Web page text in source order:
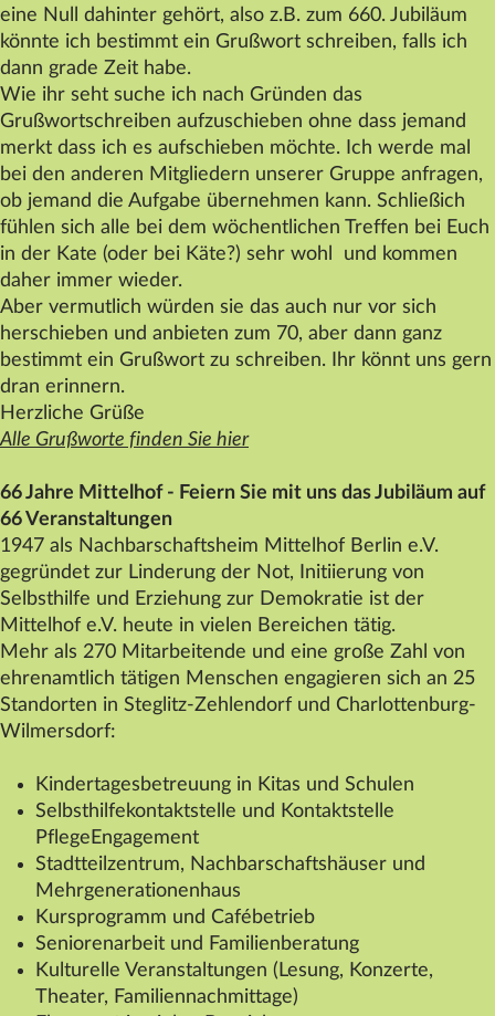
Impressum
Kontakt
eine Null dahinter gehört, also z.B. zum 660. Jubiläum
könnte ich bestimmt ein Grußwort schreiben, falls ich
dann grade Zeit habe.
Wie ihr seht suche ich nach Gründen das
Grußwortschreiben aufzuschieben ohne dass jemand
merkt dass ich es aufschieben möchte. Ich werde mal
bei den anderen Mitgliedern unserer Gruppe anfragen,
ob jemand die Aufgabe übernehmen kann. Schließich
fühlen sich alle bei dem wöchentlichen Treffen bei Euch
in der Kate (oder bei Käte?) sehr wohl und kommen
daher immer wieder.
Aber vermutlich würden sie das auch nur vor sich
herschieben und anbieten zum 70, aber dann ganz
bestimmt ein Grußwort zu schreiben. Ihr könnt uns gern
dran erinnern.
Herzliche Grüße
Alle Grußworte finden Sie hier
66 Jahre Mittelhof- Feiern Sie mit uns das Jubiläum auf
66 Veranstaltungen
1947 als Nachbarschaftsheim Mittelhof Berlin e.V.
gegründet zur Linderung der Not, Initiierung von
Selbsthilfe und Erziehung zur Demokratie ist der
Mittelhof e.V. heute in vielen Bereichen tätig.
Mehr als 270 Mitarbeitende und eine große Zahl von
ehrenamtlich tätigen Menschen engagieren sich an 25
Standorten in Steglitz-Zehlendorf und Charlottenburg-
Wilmersdorf:
Kindertagesbetreuung in Kitas und Schulen
Selbsthilfekontaktstelle und Kontaktstelle
PflegeEngagement
Stadtteilzentrum, Nachbarschaftshäuser und
Mehrgenerationenhaus
Kursprogramm und Cafébetrieb
Seniorenarbeit und Familienberatung
Kulturelle Veranstaltungen (Lesung, Konzerte,
Theater, Familiennachmittage)